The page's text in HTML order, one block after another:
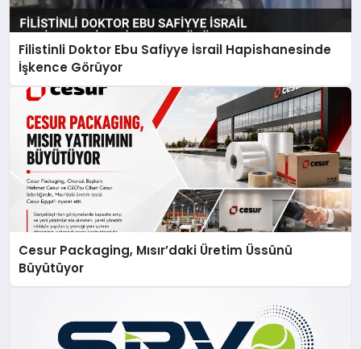
Filistinli Doktor Ebu Safiyye İsrail Hapishanesinde
İşkence Görüyor
Cesur Packaging, Mısır’daki Üretim Üssünü
Büyütüyor